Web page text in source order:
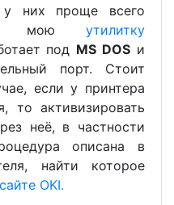
у них проще всего
мою утилитку
под MS DOS и
порт. Стоит
если у принтера
то активизировать
неё, в частности
описана в
найти которое
OKI.